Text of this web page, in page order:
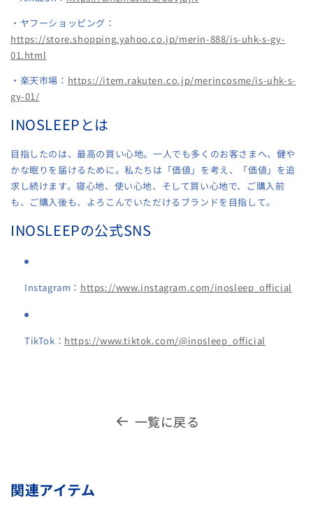
・ヤフーショッピング：
https://store.shopping.yahoo.co.jp/merin-888/is-uhk-s-gy-
01.html
・楽天市場： https://item.rakuten.co.jp/merincosme/is-uhk-s-
gy-01/
INOSLEEPとは
目指したのは、最高の買い心地。一人でも多くのお客さまへ、健や
かな眠りを届けるために。私たちは「価値」を考え、「価値」を追
求し続けます。寝心地、使い心地、そして買い心地で、ご購入前
も、ご購入後も、よろこんでいただけるブランドを目指して。
INOSLEEPの公式SNS
Instagram： https://www.instagram.com/inosleep_official
TikTok： https://www.tiktok.com/@inosleep_official
一覧に戻る
関連アイテム